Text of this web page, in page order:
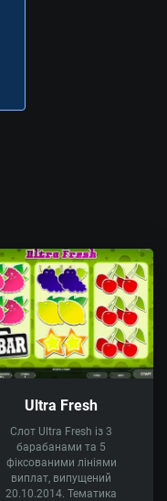
Ultra Fresh
Слот Ultra Fresh із 3
барабанами та 5
фіксованими лініями
виплат, випущений
20.10.2014. Тематика